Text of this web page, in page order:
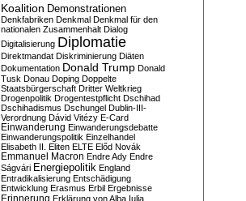
Koalition Demonstrationen
Denkfabriken Denkmal Denkmal für den
nationalen Zusammenhalt Dialog
Digitalisierung Diplomatie
Direktmandat Diskriminierung Diäten
Dokumentation Donald Trump Donald
Tusk Donau Doping Doppelte
Staatsbürgerschaft Dritter Weltkrieg
Drogenpolitik Drogentestpflicht Dschihad
Dschihadismus Dschungel Dublin-III-
Verordnung Dávid Vitézy E-Card
Einwanderung Einwanderungsdebatte
Einwanderungspolitik Einzelhandel
Elisabeth II. Eliten ELTE Előd Novák
Emmanuel Macron Endre Ady Endre
Ságvári Energiepolitik England
Entradikalisierung Entschädigung
Entwicklung Erasmus Erbil Ergebnisse
Erinnerung Erklärung von Alba Iulia